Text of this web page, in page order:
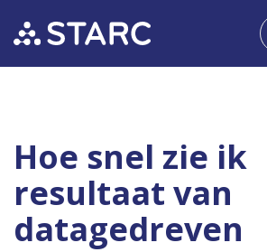
Hoe snel zie ik
resultaat van
datagedreven